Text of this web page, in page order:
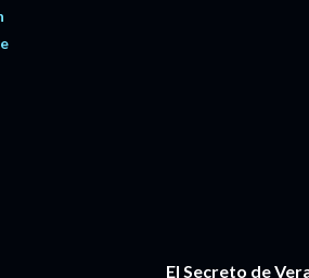
El Secreto de